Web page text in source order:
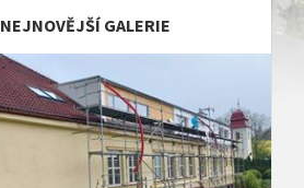
NEJNOVĚJŠÍ GALERIE